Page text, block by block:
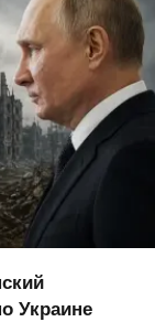
Украине